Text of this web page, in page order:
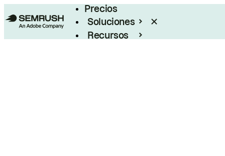
Precios
Soluciones
Recursos